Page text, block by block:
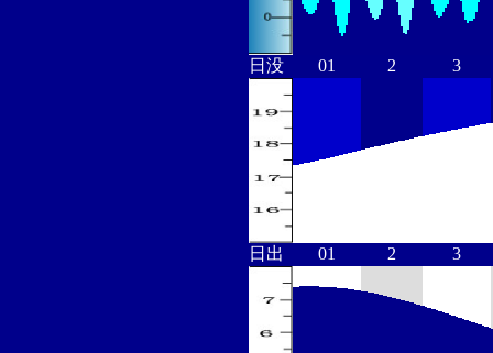
日没 01 2 3
日出 01 2 3